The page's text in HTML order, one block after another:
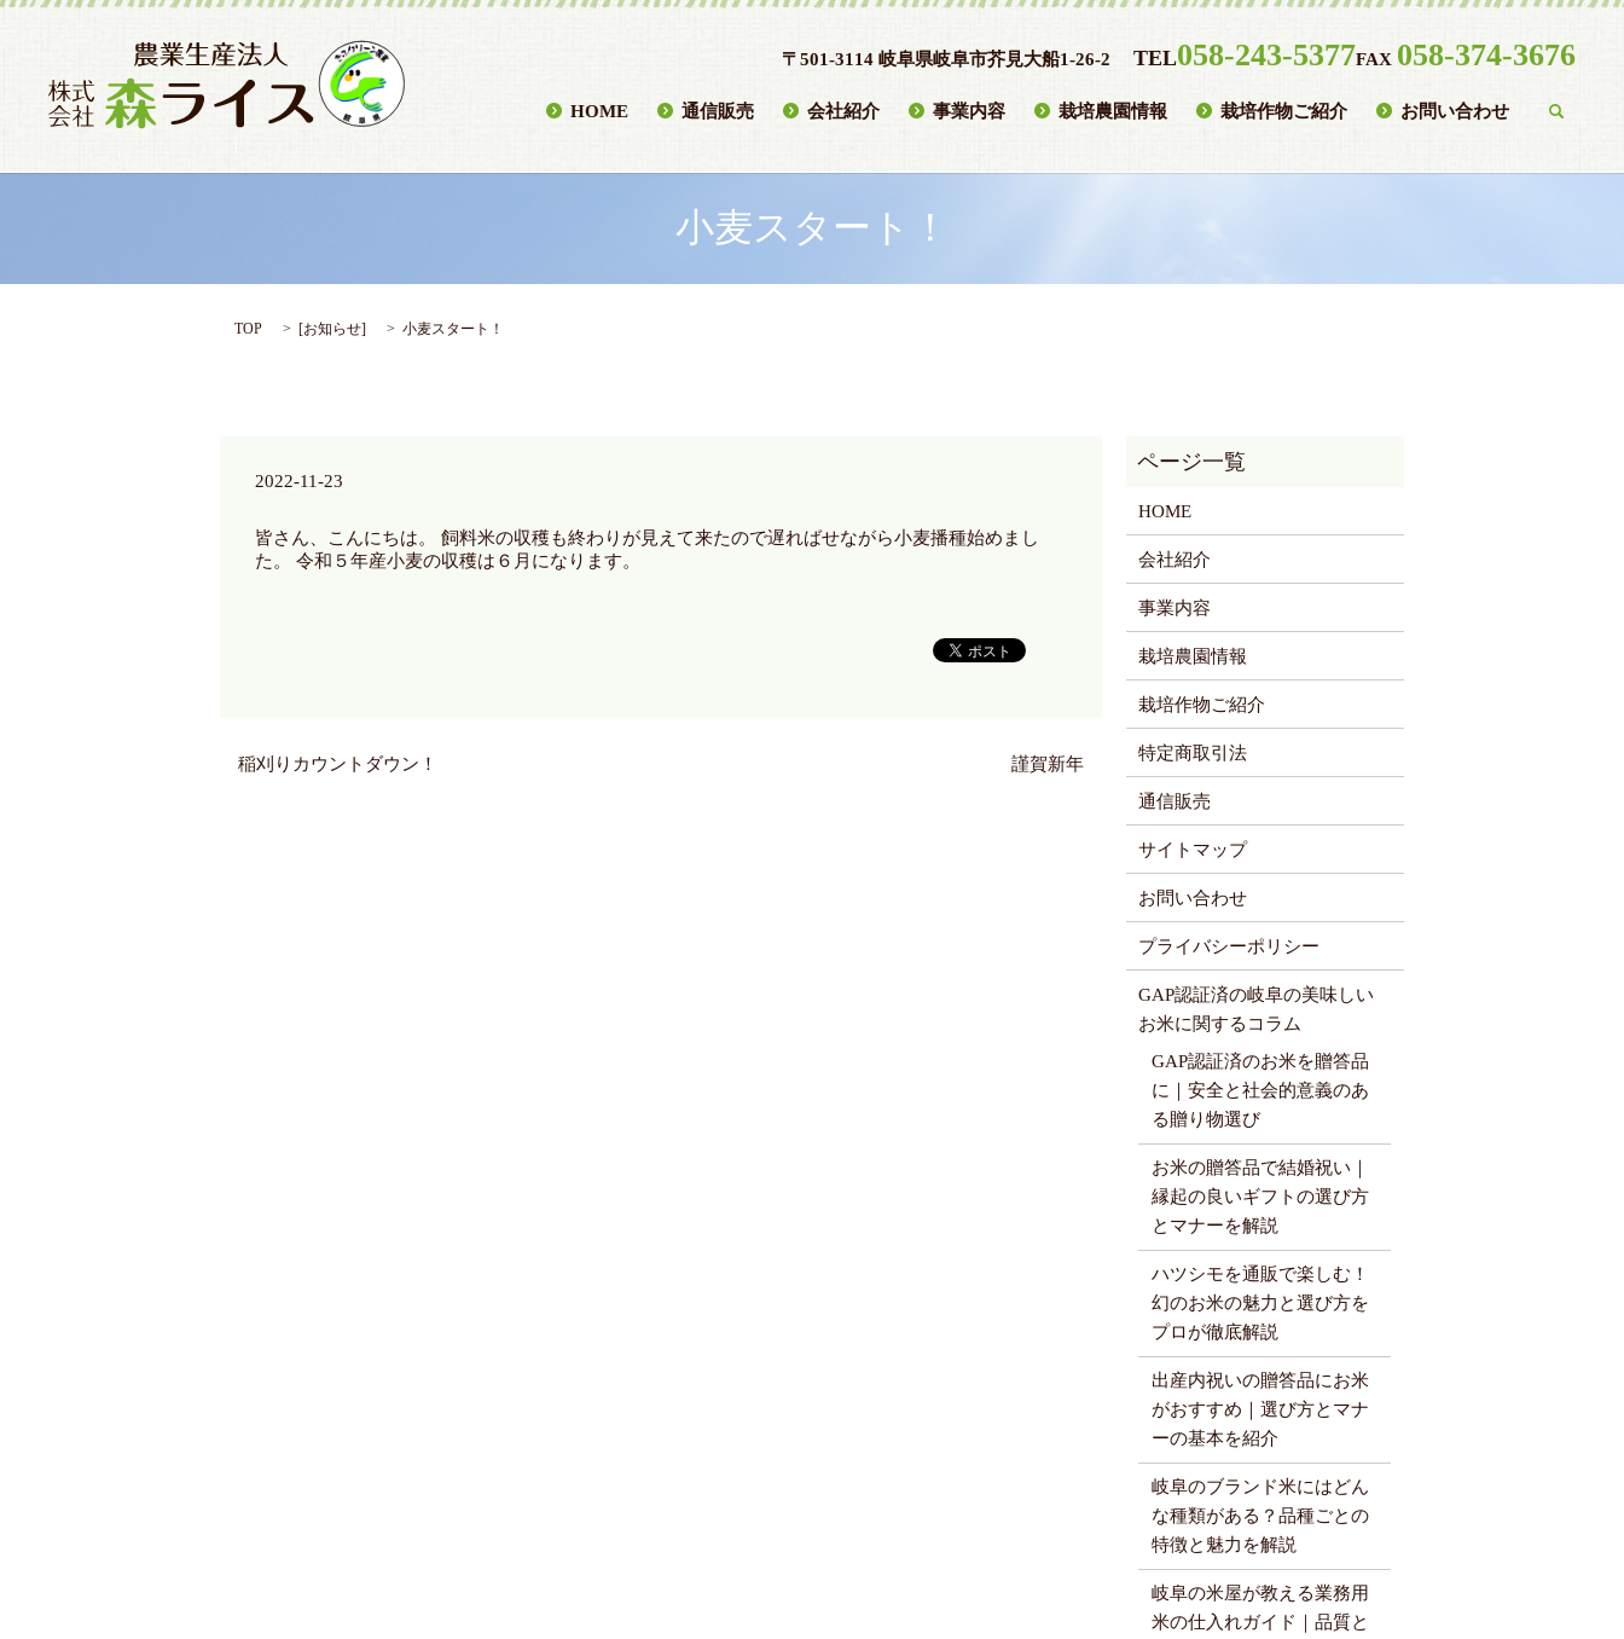
〒501-3114 岐阜県岐阜市芥見大船1-26-2 TEL058-243-5377FAX 058-374-3676
HOME 通信販売 会社紹介 事業内容 栽培農園情報 栽培作物ご紹介 お問い合わせ
小麦スタート！
TOP [お知らせ] 小麦スタート！
2022-11-23
皆さん、こんにちは。 飼料米の収穫も終わりが見えて来たので遅ればせながら小麦播種始めまし
た。 令和５年産小麦の収穫は６月になります。
稲刈りカウントダウン！ 謹賀新年
HOME
会社紹介
事業内容
栽培農園情報
栽培作物ご紹介
特定商取引法
通信販売
サイトマップ
お問い合わせ
プライバシーポリシー
GAP認証済の岐阜の美味しい
お米に関するコラム
GAP認証済のお米を贈答品
に｜安全と社会的意義のあ
る贈り物選び
お米の贈答品で結婚祝い｜
縁起の良いギフトの選び方
とマナーを解説
ハツシモを通販で楽しむ！
幻のお米の魅力と選び方を
プロが徹底解説
出産内祝いの贈答品にお米
がおすすめ｜選び方とマナ
ーの基本を紹介
岐阜のブランド米にはどん
な種類がある？品種ごとの
特徴と魅力を解説
岐阜の米屋が教える業務用
米の仕入れガイド｜品質と